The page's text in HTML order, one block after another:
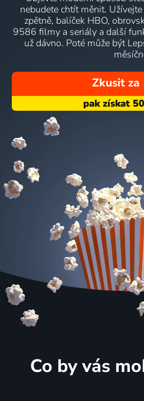
nebudete chtít měnit.
zpětně, balíček HBO,
9586 filmy a seriály a další
už dávno. Poté může být
Zkusit za
Co by vás